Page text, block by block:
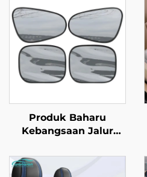
Produk Baharu
Kebangsaan Jalur
Penutup Cermin
Kereta Penghalang